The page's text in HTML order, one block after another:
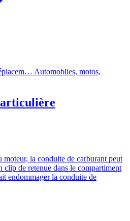
Automobiles, motos,
la conduite de carburant peut
clip de retenue dans le compartiment
endommager la conduite de